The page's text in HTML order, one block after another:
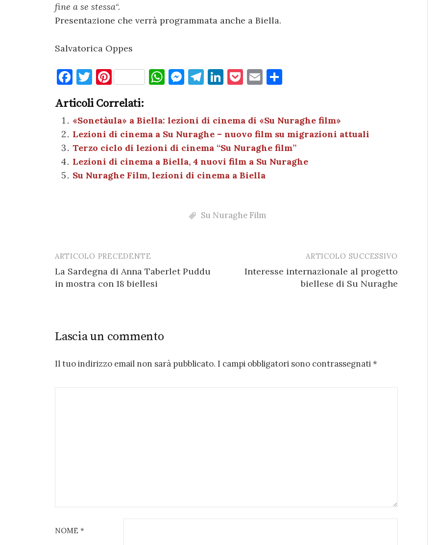
fine a se stessa“.
Presentazione che verrà programmata anche a Biella.
Salvatorica Oppes
F
a
c
e
b
o
o
T
w
it
te
r
Pi
nt
er
es
t
W
s
A
p
p
M
n
g
er
T
gr
a
m
Li
e
dI
n
P
k
et
E
l di
vi
di
Articoli Correlati:
«Sonetàula» a Biella: lezioni di cinema di «Su Nuraghe film»
Lezioni di cinema a Su Nuraghe – nuovo film su migrazioni attuali
Terzo ciclo di lezioni di cinema “Su Nuraghe film”
Lezioni di cinema a Biella, 4 nuovi film a Su Nuraghe
Su Nuraghe Film, lezioni di cinema a Biella
Su Nuraghe Film
Post
navigation
ARTICOLO PRECEDENTE
La Sardegna di Anna Taberlet Puddu
in mostra con 18 biellesi
ARTICOLO SUCCESSIVO
Interesse internazionale al progetto
biellese di Su Nuraghe
Lascia un commento
Il tuo indirizzo email non sarà pubblicato. I campi obbligatori sono contrassegnati*
NOME *